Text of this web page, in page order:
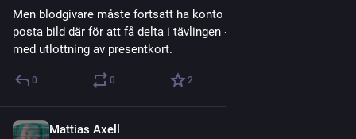
Men blodgivare måste fortsatt ha konto på Instagram och
posta bild där för att få delta i tävlingen #
med utlottning av presentkort.
0 0 2
Mattias Axell